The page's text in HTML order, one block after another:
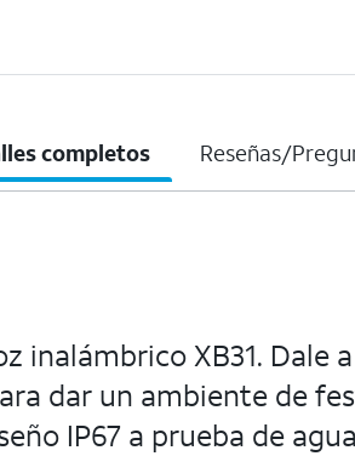
completos Reseñas/
XB31. Dale
dar un ambiente de
IP67 a prueba de